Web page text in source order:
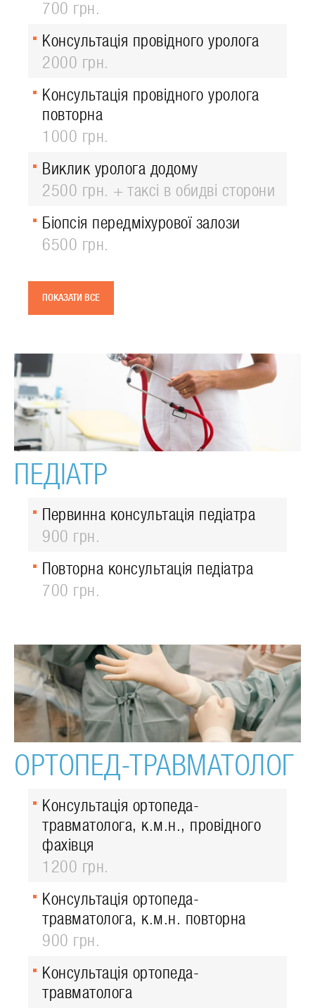
700 грн.
Консультація провідного уролога
2000 грн.
Консультація провідного уролога
повторна
1000 грн.
Виклик уролога додому
2500 грн. + таксі в обидві сторони
Біопсія передміхурової залози
6500 грн.
ПОКАЗАТИ ВСЕ
ПЕДІАТР
Первинна консультація педіатра
900 грн.
Повторна консультація педіатра
700 грн.
ОРТОПЕД-ТРАВМАТОЛОГ
Консультація ортопеда-
травматолога, к.м.н., провідного
фахівця
1200 грн.
Консультація ортопеда-
травматолога, к.м.н. повторна
900 грн.
Консультація ортопеда-
травматолога